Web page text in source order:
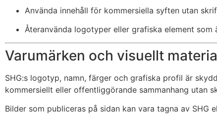
Använda innehåll för kommersiella syften utan
Återanvända logotyper eller grafiska element
Varumärken och visuellt
SHG:s logotyp, namn, färger och grafiska profil är
kommersiellt eller offentliggörande sammanhang utan
Bilder som publiceras på sidan kan vara tagna av